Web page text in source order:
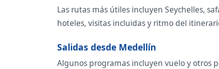
Las rutas más útiles incluyen Seychelles,
hoteles, visitas incluidas y ritmo del
Salidas desde Medellín
Algunos programas incluyen vuelo y otros